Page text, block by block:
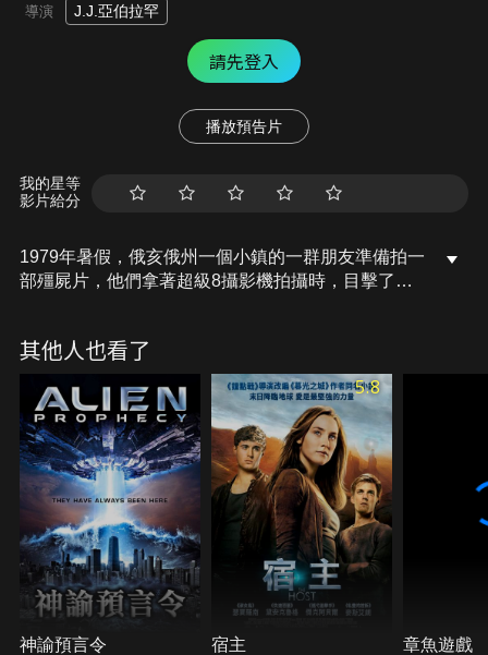
導演 J.J.亞伯拉罕
請先登入
播放預告片
我的星等
影片給分
1979年暑假，俄亥俄州一個小鎮的一群朋友準備拍一
部殭屍片，他們拿著超級8攝影機拍攝時，目擊了一
然開始發生不尋常以及無法理解的失蹤事件。小鎮的
副警長傑克藍柏試圖發掘真相，而真相遠比他們想像
的更驚人！
其他人也看了
神諭預言令
5.8
宿主 章魚遊戲